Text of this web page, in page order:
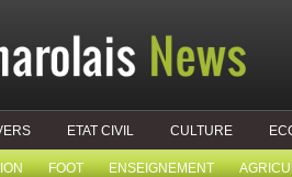
ETAT CIVIL CULTURE
FOOT ENSEIGNEMENT